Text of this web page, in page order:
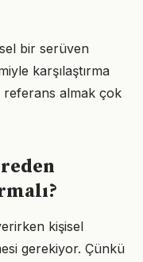
bir serüven
karşılaştırma
referans almak çok
kişisel
gerekiyor. Çünkü